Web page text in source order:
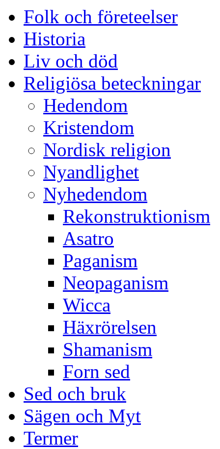
Folk och företeelser
Historia
Liv och död
Religiösa beteckningar
Hedendom
Kristendom
Nordisk religion
Nyandlighet
Nyhedendom
Rekonstruktionism
Asatro
Paganism
Neopaganism
Wicca
Häxrörelsen
Shamanism
Forn sed
Sed och bruk
Sägen och Myt
Termer